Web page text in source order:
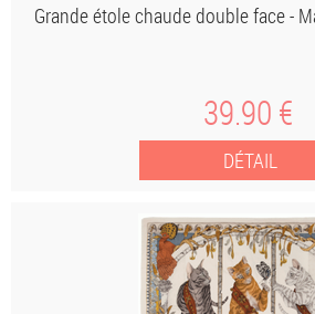
Grande étole chaude double face -
39.90 €